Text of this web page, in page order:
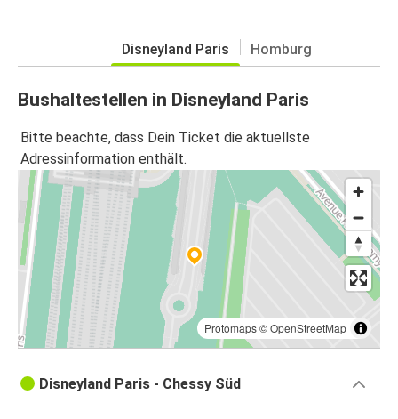
Disneyland Paris Homburg
Bushaltestellen in Disneyland Paris
Bitte beachte, dass Dein Ticket die aktuellste
Adressinformation enthält.
Protomaps©OpenStreetMap
Disneyland Paris - Chessy Süd